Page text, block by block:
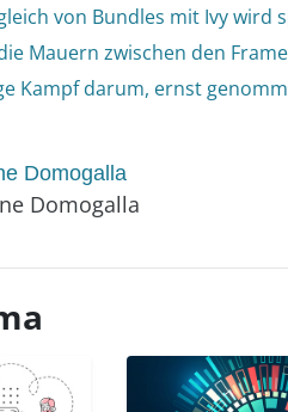
von Bundles mit Ivy wird
Mauern zwischen den
Kampf darum, ernst
Domogalla
Domogalla